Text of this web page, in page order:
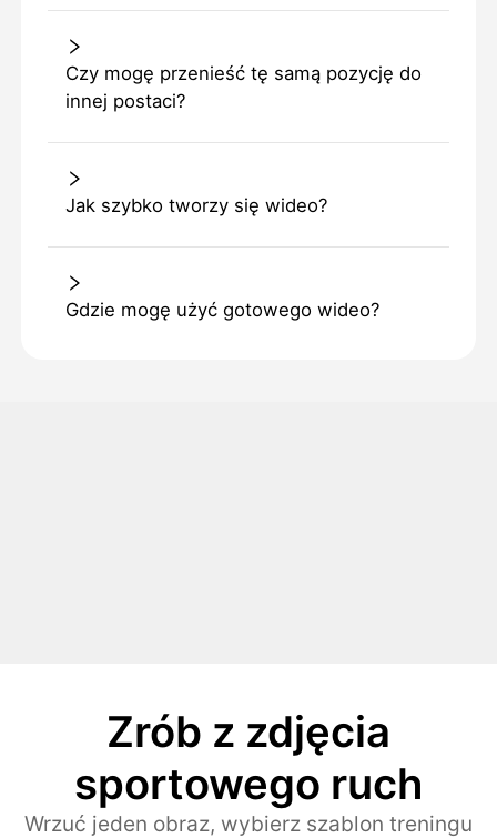
Czy mogę przenieść tę samą pozycję do
innej postaci?
Jak szybko tworzy się wideo?
Gdzie mogę użyć gotowego wideo?
Zrób z zdjęcia
sportowego ruch
Wrzuć jeden obraz, wybierz szablon treningu